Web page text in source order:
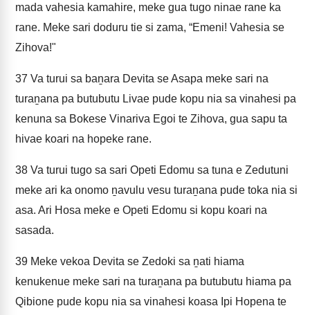
mada vahesia kamahire, meke gua tugo ninae rane ka
rane. Meke sari doduru tie si zama, “Emeni! Vahesia se
Zihova!"
37 Va turui sa baṉara Devita se Asapa meke sari na
turaṉana pa butubutu Livae pude kopu nia sa vinahesi pa
kenuna sa Bokese Vinariva Egoi te Zihova, gua sapu ta
hivae koari na hopeke rane.
38 Va turui tugo sa sari Opeti Edomu sa tuna e Zedutuni
meke ari ka onomo ṉavulu vesu turaṉana pude toka nia si
asa. Ari Hosa meke e Opeti Edomu si kopu koari na
sasada.
39 Meke vekoa Devita se Zedoki sa ṉati hiama
kenukenue meke sari na turaṉana pa butubutu hiama pa
Qibione pude kopu nia sa vinahesi koasa Ipi Hopena te